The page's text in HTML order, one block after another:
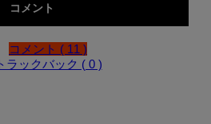
コメント
コメント ( 11 )
ラックバック ( 0 )